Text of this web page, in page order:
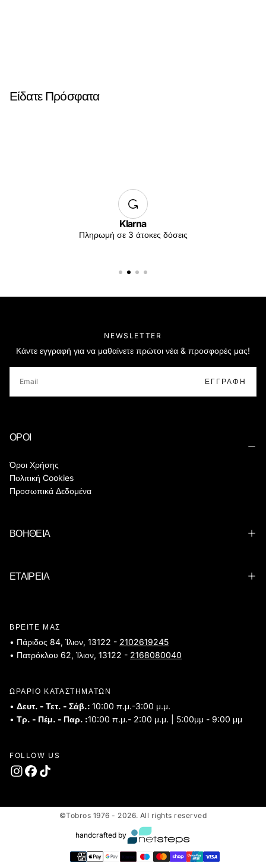
Είδατε Πρόσφατα
Klarna
Πληρωμή σε 3 άτοκες δόσεις
NEWSLETTER
Κάντε εγγραφή για να μαθαίνετε πρώτοι νέα & προσφορές μας!
ΕΓΓΡΑΦΉ
ΟΡΟΙ
Όροι Χρήσης
Πολιτική Cookies
Προσωπικά Δεδομένα
ΒΟΗΘΕΙΑ
ΕΤΑΙΡΕΙΑ
ΒΡΕΙΤΕ ΜΑΣ
• Πάριδος 84, Ίλιον, 13122 - 2102619245
• Πατρόκλου 62, Ίλιον, 13122 - 2168080040
ΩΡΑΡΙΟ ΚΑΤΑΣΤΗΜΑΤΩΝ
• Δευτ. - Τετ. - Σάβ.: 10:00 π.μ.-3:00 μ.μ.
• Τρ. - Πέμ. - Παρ. :10:00 π.μ.- 2:00 μ.μ. | 5:00μμ - 9:00 μμ
FOLLOW US
©Tobros 1976 - 2026. All rights reserved
handcrafted by
Τρόποι